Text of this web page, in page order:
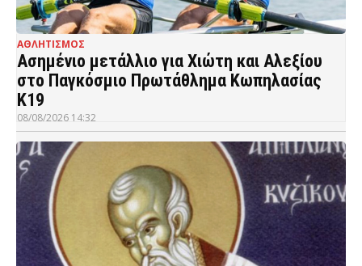
ΑΘΛΗΤΙΣΜΟΣ
Ασημένιο μετάλλιο για Χιώτη και Αλεξίου
στο Παγκόσμιο Πρωτάθλημα Κωπηλασίας
Κ19
08/08/2026 14:32